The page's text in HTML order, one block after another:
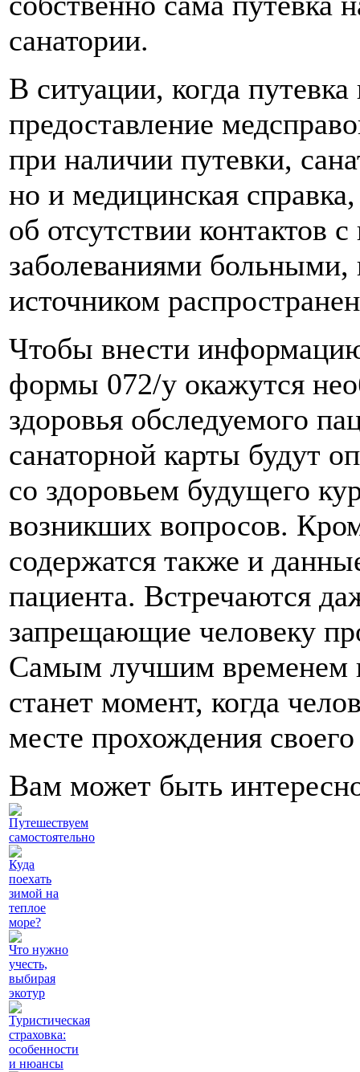
санатории.
В ситуации, когда путевка
предоставление
при наличии путевки,
но и медицинская
об отсутствии
заболеваниями больными,
источником
Чтобы внести
формы 072/у окажутся
здоровья обследуемого
санаторной карты будут
со здоровьем будущего
возникших вопросов.
содержатся также и
пациента. Встречаются
запрещающие человеку
Самым лучшим временем
станет момент, когда
месте прохождения
Вам может быть
Путешествуем
самостоятельно
Куда
поехать
зимой на
теплое
море?
Что нужно
учесть,
выбирая
экотур
Туристическая
страховка:
особенности
и нюансы